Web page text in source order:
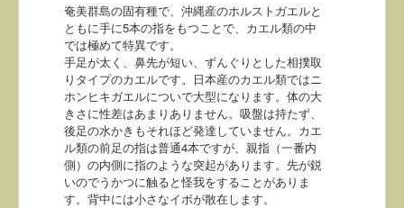
奄美群島の固有種で、沖縄産のホルストガエルと
ともに手に5本の指をもつことで、カエル類の中
では極めて特異です。
手足が太く、鼻先が短い、ずんぐりとした相撲取
りタイプのカエルです。日本産のカエル類ではニ
ホンヒキガエルについで大型になります。体の大
きさに性差はあまりありません。吸盤は持たず、
後足の水かきもそれほど発達していません。カエ
ル類の前足の指は普通4本ですが、親指（一番内
側）の内側に指のような突起があります。先が鋭
いのでうかつに触ると怪我をすることがありま
す。背中には小さなイボが散在します。